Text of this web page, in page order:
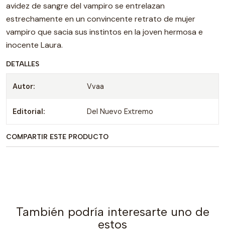
avidez de sangre del vampiro se entrelazan
estrechamente en un convincente retrato de mujer
vampiro que sacia sus instintos en la joven hermosa e
inocente Laura.
DETALLES
Autor: Vvaa
Editorial: Del Nuevo Extremo
COMPARTIR ESTE PRODUCTO
También podría interesarte uno de
estos